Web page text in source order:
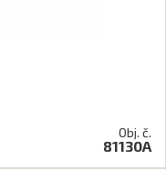
Obj. č.
81130A